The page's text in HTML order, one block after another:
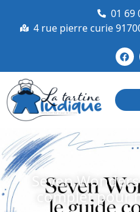
01 69
4 rue pierre curie
Seven
complet pour